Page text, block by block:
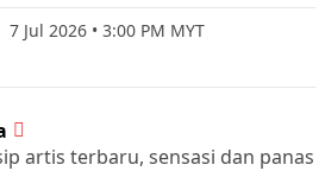
7 Jul 2026 • 3:00 PM MYT
artis terbaru, sensasi dan panas